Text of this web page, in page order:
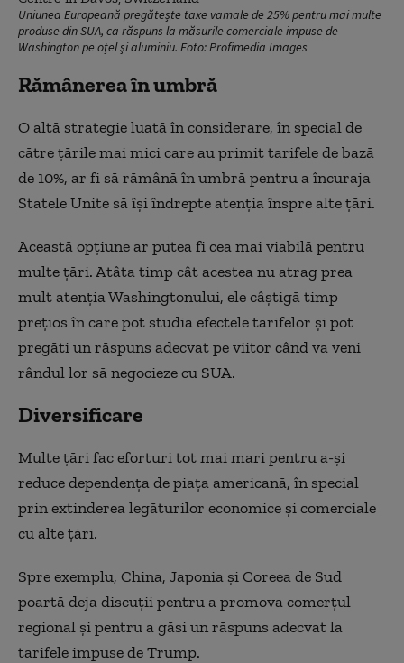
Uniunea Europeană pregătește taxe vamale de 25% pentru mai multe
produse din SUA, ca răspuns la măsurile comerciale impuse de
Washington pe oţel şi aluminiu. Foto: Profimedia Images
Rămânerea în umbră
O altă strategie luată în considerare, în special de
către țările mai mici care au primit tarifele de bază
de 10%, ar fi să rămână în umbră pentru a încuraja
Statele Unite să își îndrepte atenția înspre alte țări.
Această opțiune ar putea fi cea mai viabilă pentru
multe țări. Atâta timp cât acestea nu atrag prea
mult atenția Washingtonului, ele câștigă timp
prețios în care pot studia efectele tarifelor și pot
pregăti un răspuns adecvat pe viitor când va veni
rândul lor să negocieze cu SUA.
Diversificare
Multe țări fac eforturi tot mai mari pentru a-și
reduce dependența de piața americană, în special
prin extinderea legăturilor economice și comerciale
cu alte țări.
Spre exemplu, China, Japonia și Coreea de Sud
poartă deja discuții pentru a promova comerțul
regional și pentru a găsi un răspuns adecvat la
tarifele impuse de Trump.